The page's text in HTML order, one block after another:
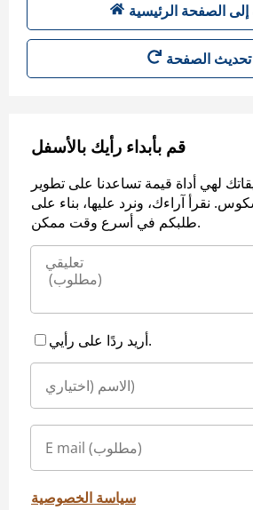
إلى الصفحة الرئيسية
تحديث الصفحة
قم بأبداء رأيك بالأسفل
لهي أداة قيمة تساعدنا على تطوير
نقرأ آراءك، ونرد عليها، بناء على
طلبكم في أسرع وقت ممكن.
أريد ردًا على رأيي.
سياسة الخصوصية